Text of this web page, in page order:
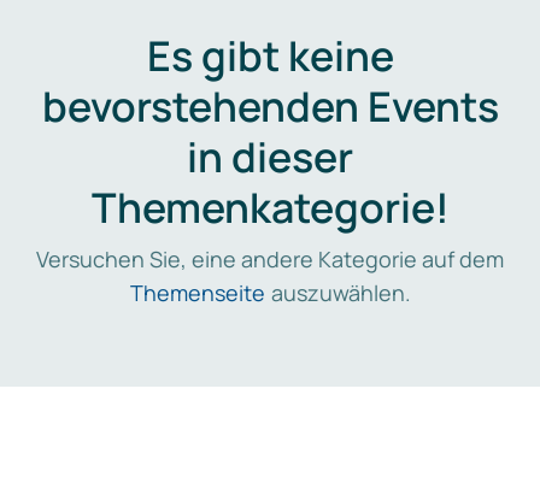
Es gibt keine
bevorstehenden Events
in dieser
Themenkategorie!
Versuchen Sie, eine andere Kategorie auf dem
Themenseite auszuwählen.